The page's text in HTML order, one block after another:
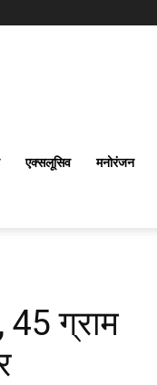
एक्सलूसिव मनोरंजन
45 ग्राम